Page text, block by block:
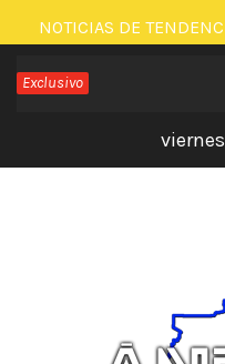
Saltar
al
contenido
NOTICIAS DE
Exclusivo